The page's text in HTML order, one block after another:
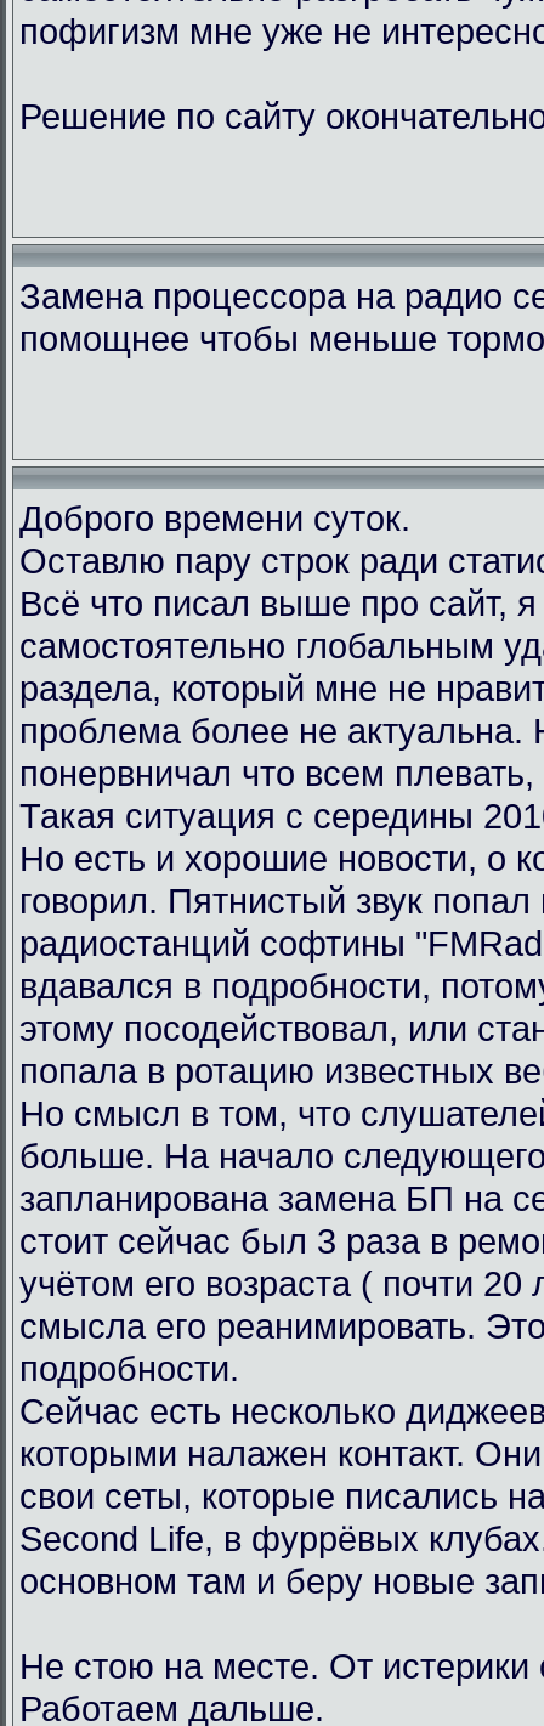
пофигизм мне уже не
Решение по сайту
Замена процессора на радио
помощнее чтобы меньше
Доброго времени суток.
Оставлю пару строк ради
Всё что писал выше про сайт,
самостоятельно глобальным
раздела, который мне не
проблема более не актуальна.
понервничал что всем
Такая ситуация с середины
Но есть и хорошие новости, о
говорил. Пятнистый звук попал
радиостанций софтины
вдавался в подробности,
этому посодействовал, или
попала в ротацию известных
Но смысл в том, что
больше. На начало
запланирована замена БП на
стоит сейчас был 3 раза в
учётом его возраста ( почти 20
смысла его реанимировать.
подробности.
Сейчас есть несколько
которыми налажен контакт.
свои сеты, которые писались
Second Life, в фуррёвых
основном там и беру новые
Не стою на месте. От истерики
Работаем дальше.